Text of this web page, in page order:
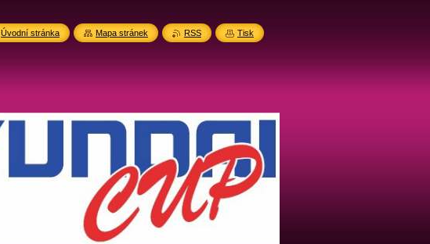
Úvodní stránka Mapa stránek RSS Tisk